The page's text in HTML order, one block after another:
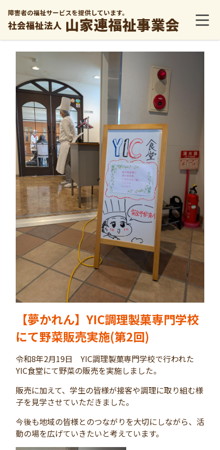
障害者の福祉サービスを提供しています。
【夢かれん】YIC調理製菓専門学校
にて野菜販売実施(第2回)
令和8年2月19日 YIC調理製菓専門学校で行われた
YIC食堂にて野菜の販売を実施しました。
販売に加えて、学生の皆様が接客や調理に取り組む様
子を見学させていただきました。
今後も地域の皆様とのつながりを大切にしながら、活
動の場を広げていきたいと考えています。